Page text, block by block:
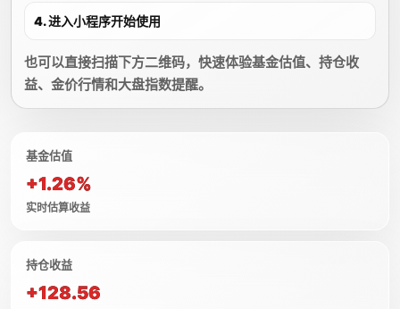
4. 进入小程序开始使用
也可以直接扫描下方二维码，快速体验基金估值、持仓收
益、金价行情和大盘指数提醒。
基金估值
+1.26%
实时估算收益
持仓收益
+128.56